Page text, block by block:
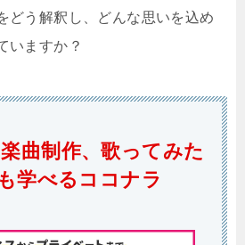
どう解釈し、どんな思いを込め
いますか？
曲制作、歌ってみた
学べるココナラ